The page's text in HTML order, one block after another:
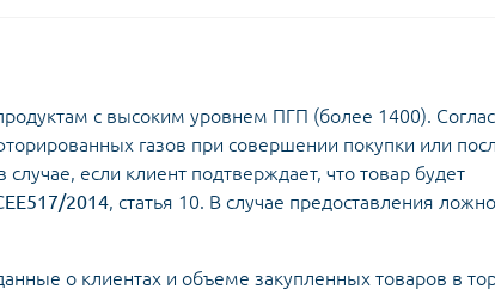
с высоким уровнем ПГП (более 1400).
газов при совершении покупки или
если клиент подтверждает, что товар будет
2014, статья 10. В случае предоставления
о клиентах и объеме закупленных товаров в